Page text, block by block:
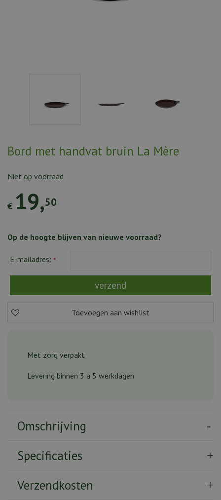
Bord met handvat bruin La Mère
€ 19,50
Niet op voorraad
Op de hoogte blijven van nieuwe voorraad?
E-mailadres: *
Met zorg verpakt
Levering binnen 3 a 5 werkdagen
Omschrijving
Specificaties
Verzendkosten